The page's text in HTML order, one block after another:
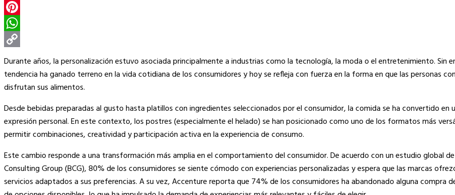
Twitter
Pinterest
WhatsApp
Copy
Link
Durante años, la personalización estuvo asociada principalmente a industrias como la tecnología, la moda o el entretenimiento. Sin
tendencia ha ganado terreno en la vida cotidiana de los consumidores y hoy se refleja con fuerza en la forma en que las personas
disfrutan sus alimentos.
Desde bebidas preparadas al gusto hasta platillos con ingredientes seleccionados por el consumidor, la comida se ha convertido en
expresión personal. En este contexto, los postres (especialmente el helado) se han posicionado como uno de los formatos más
permitir combinaciones, creatividad y participación activa en la experiencia de consumo.
Este cambio responde a una transformación más amplia en el comportamiento del consumidor. De acuerdo con un estudio global
Consulting Group (BCG), 80% de los consumidores se siente cómodo con experiencias personalizadas y espera que las marcas
servicios adaptados a sus preferencias. A su vez, Accenture reporta que 74% de los consumidores ha abandonado alguna compra